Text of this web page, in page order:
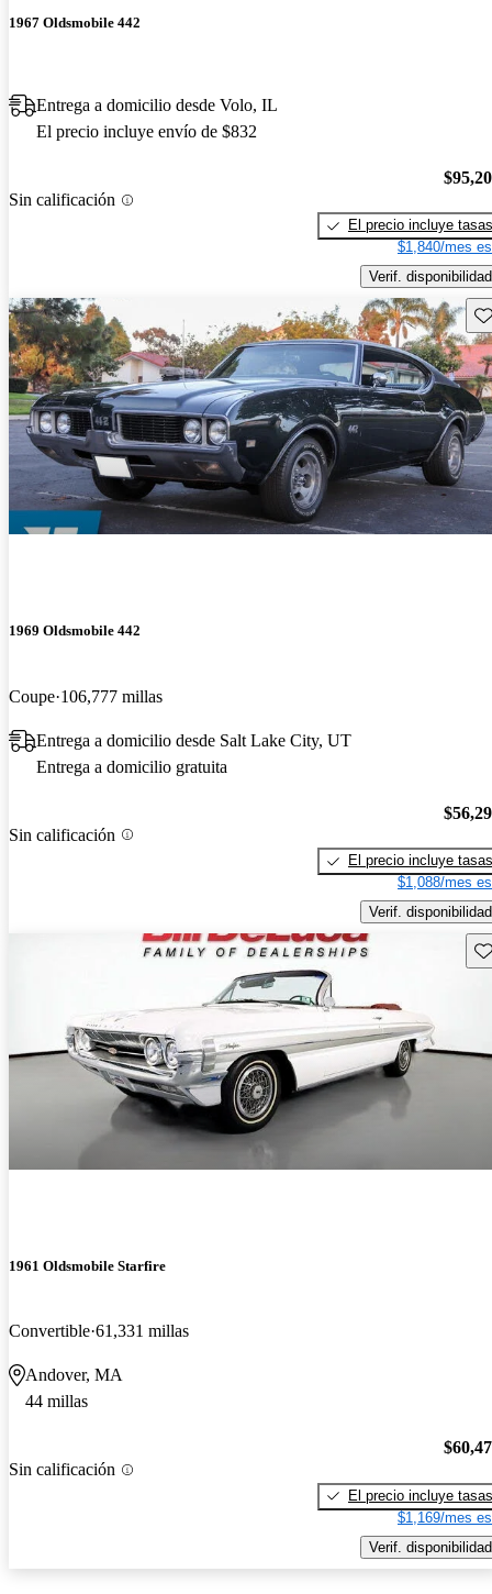
1967 Oldsmobile 442
Entrega a domicilio desde Volo, IL
El precio incluye envío de $832
Sin calificación
El precio incluye tasas
$1,840/mes
Verif. disponibilidad
1969 Oldsmobile 442
Coupe 106,777 millas
Entrega a domicilio desde Salt Lake City, UT
Entrega a domicilio gratuita
Sin calificación
El precio incluye tasas
$1,088/mes
Verif. disponibilidad
1961 Oldsmobile Starfire
Convertible 61,331 millas
Andover, MA
44 millas
Sin calificación
El precio incluye tasas
$1,169/mes
Verif. disponibilidad